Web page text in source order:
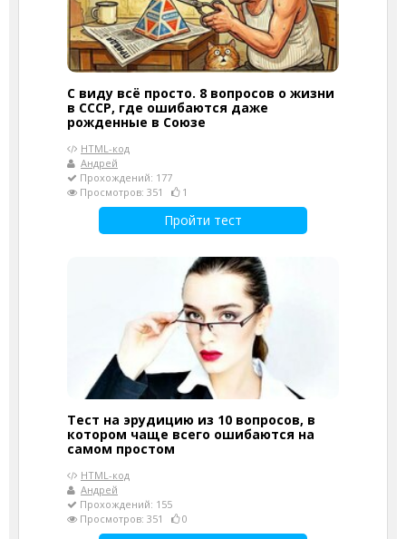
С виду всё просто. 8 вопросов о жизни
в СССР, где ошибаются даже
рожденные в Союзе
HTML-код
Андрей
Прохождений: 177
Просмотров: 351
1
Пройти тест
Тест на эрудицию из 10 вопросов, в
котором чаще всего ошибаются на
самом простом
HTML-код
Андрей
Прохождений: 155
Просмотров: 351
0